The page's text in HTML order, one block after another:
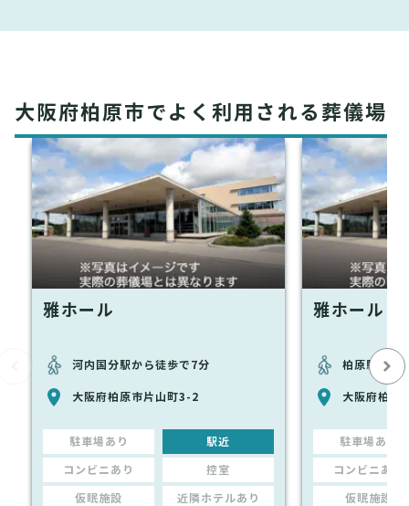
大阪府柏原市でよく利用される葬儀場
雅ホール
河内国分駅から徒歩で7分
大阪府柏原市片山町3-2
駐車場あり 駅近
コンビニあり 控室
仮眠施設 近隣ホテルあり
雅ホール
柏原駅から
大阪府柏原
駐車場あり
コンビニあり
仮眠施設